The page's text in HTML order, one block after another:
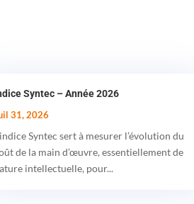
Syntec – Année 2026
31, 2026
Syntec sert à mesurer l’évolution du
de la main d’œuvre, essentiellement de
intellectuelle, pour...